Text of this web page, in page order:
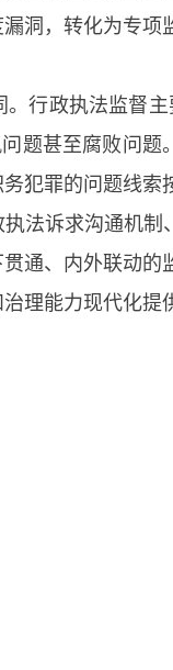
洞，转化为专项
行政执法监督主
题甚至腐败问题
犯罪的问题线索
法诉求沟通机制
通、内外联动的
理能力现代化提